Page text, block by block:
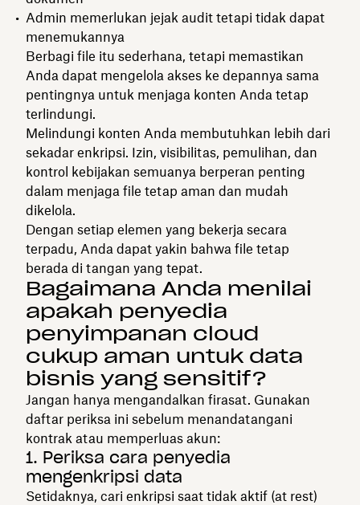
Admin memerlukan jejak audit tetapi tidak dapat
menemukannya
Berbagi file itu sederhana, tetapi memastikan
Anda dapat mengelola akses ke depannya sama
pentingnya untuk menjaga konten Anda tetap
terlindungi.
Melindungi konten Anda membutuhkan lebih dari
sekadar enkripsi. Izin, visibilitas, pemulihan, dan
kontrol kebijakan semuanya berperan penting
dalam menjaga file tetap aman dan mudah
dikelola.
Dengan setiap elemen yang bekerja secara
terpadu, Anda dapat yakin bahwa file tetap
berada di tangan yang tepat.
Bagaimana Anda menilai
apakah penyedia
penyimpanan cloud
cukup aman untuk data
bisnis yang sensitif?
Jangan hanya mengandalkan firasat. Gunakan
daftar periksa ini sebelum menandatangani
kontrak atau memperluas akun:
1. Periksa cara penyedia
mengenkripsi data
Setidaknya, cari enkripsi saat tidak aktif (at rest)